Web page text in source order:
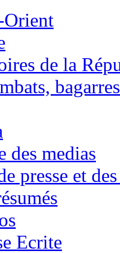
de la
bagarres
des medias
presse et
Ecrite